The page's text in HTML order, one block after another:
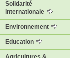
Solidarité
internationale
Environnement
Education